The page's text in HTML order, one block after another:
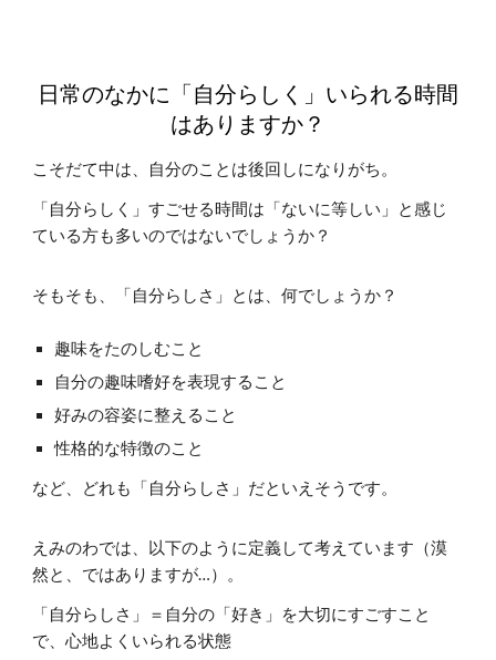
日常のなかに「自分らしく」いられる時間
はありますか？
こそだて中は、自分のことは後回しになりがち。
「自分らしく」すごせる時間は「ないに等しい」と感じ
ている方も多いのではないでしょうか？
そもそも、「自分らしさ」とは、何でしょうか？
趣味をたのしむこと
自分の趣味嗜好を表現すること
好みの容姿に整えること
性格的な特徴のこと
など、どれも「自分らしさ」だといえそうです。
えみのわでは、以下のように定義して考えています（漠
然と、ではありますが…）。
「自分らしさ」＝自分の「好き」を大切にすごすこと
で、心地よくいられる状態